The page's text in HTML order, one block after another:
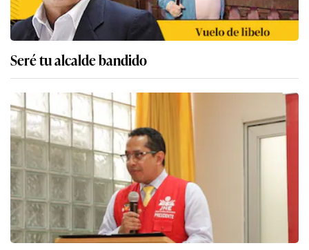
Seré tu alcalde bandido